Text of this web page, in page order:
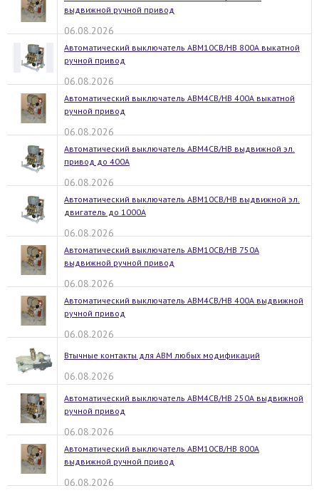
выдвижной ручной привод
06.08.2026
Автоматический выключатель АВМ10СВ/НВ 800А выкатной
ручной привод
06.08.2026
Автоматический выключатель АВМ4СВ/НВ 400А выкатной
ручной привод
06.08.2026
Автоматический выключатель АВМ4СВ/НВ выдвижной эл.
привод до 400А
06.08.2026
Автоматический выключатель АВМ10СВ/НВ выдвижной эл.
двигатель до 1000А
06.08.2026
Автоматический выключатель АВМ10СВ/НВ 750А
выдвижной ручной привод
06.08.2026
Автоматический выключатель АВМ4СВ/НВ 400А выдвижной
ручной привод
06.08.2026
Втычные контакты для АВМ любых модификаций
06.08.2026
Автоматический выключатель АВМ4СВ/НВ 250А выдвижной
ручной привод
06.08.2026
Автоматический выключатель АВМ10СВ/НВ 800А
выдвижной ручной привод
06.08.2026